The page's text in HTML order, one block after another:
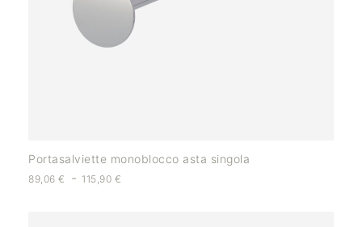
Portasalviette monoblocco asta singola
89,06 € - 115,90 €